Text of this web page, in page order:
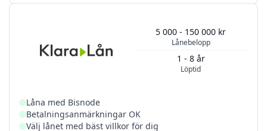
Lånebelopp
5 000 - 150 000 kr
Löptid
1 - 8 år
Låna med Bisnode
Betalningsanmärkningar OK
Välj lånet med bäst villkor för dig